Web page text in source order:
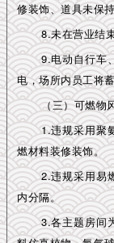
修装饰、道具未保
8.未在营业结
9.电动自行车
电，场所内员工将
（三）可燃物
1.违规采用聚
燃材料装修装饰。
2.违规采用易
内分隔。
3.各主题房间